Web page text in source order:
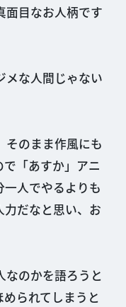
面目なお人柄です
な人間じゃない
そのまま作風にも
「あすか」アニ
人でやるよりも
だなと思い、お
なのかを語ろうと
られてしまうと